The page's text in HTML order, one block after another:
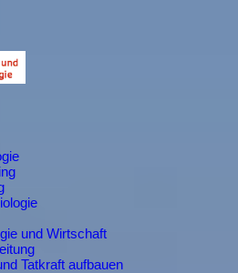
und Wirtschaft
Tatkraft aufbauen